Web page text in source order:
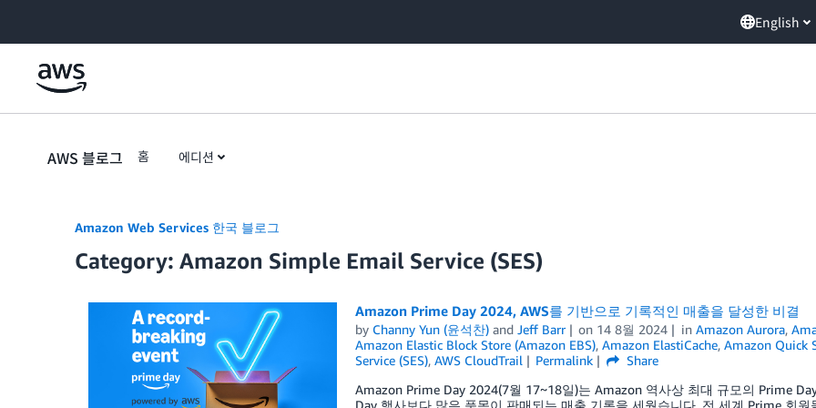
English
AWS 블로그 홈 에디션
Amazon Web Services 한국 블로그
Category: Amazon Simple Email Service (SES)
Amazon Prime Day 2024, AWS를 기반으로 기록적인 매출을 달성한 비결
by Channy Yun (윤석찬)and Jeff Barr on 14 8월 2024 inAmazon Aurora,
Amazon Elastic Block Store (Amazon EBS), Amazon ElastiCache, Amazon Quick
Service (SES), AWS CloudTrail Permalink
Share
Amazon Prime Day 2024(7월 17~18일)는 Amazon 역사상 최대 규모의 Prime
Day 행사보다 많은 품목이 판매되는 매출 기록을 세웠습니다. 전 세계 Prime 회